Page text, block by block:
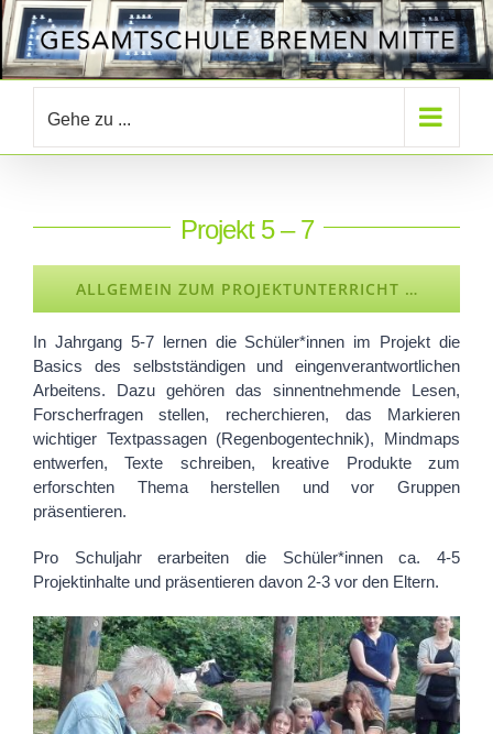
Zum
Inhalt
springen
Gehe zu ...
Projekt 5 – 7
ALLGEMEIN ZUM PROJEKTUNTERRICHT …
In Jahrgang 5-7 lernen die Schüler*innen im Projekt die
Basics des selbstständigen und eingenverantwortlichen
Arbeitens. Dazu gehören das sinnentnehmende Lesen,
Forscherfragen stellen, recherchieren, das Markieren
wichtiger Textpassagen (Regenbogentechnik), Mindmaps
entwerfen, Texte schreiben, kreative Produkte zum
erforschten Thema herstellen und vor Gruppen
präsentieren.
Pro Schuljahr erarbeiten die Schüler*innen ca. 4-5
Projektinhalte und präsentieren davon 2-3 vor den Eltern.